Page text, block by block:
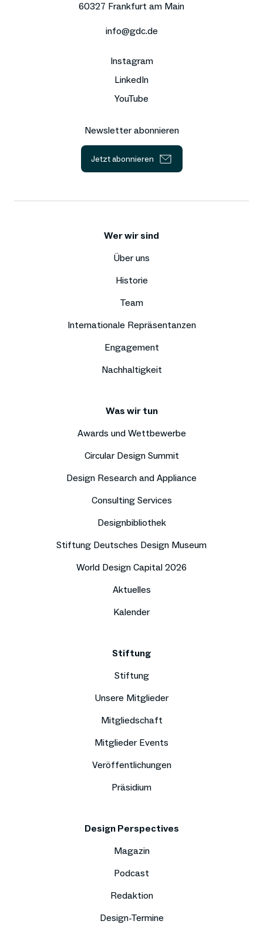
60327 Frankfurt am Main
info@gdc.de
Instagram
LinkedIn
YouTube
Newsletter abonnieren
Jetzt abonnieren
Wer wir sind
Über uns
Historie
Team
Internationale Repräsentanzen
Engagement
Nachhaltigkeit
Was wir tun
Awards und Wettbewerbe
Circular Design Summit
Design Research and Appliance
Consulting Services
Designbibliothek
Stiftung Deutsches Design Museum
World Design Capital 2026
Aktuelles
Kalender
Stiftung
Stiftung
Unsere Mitglieder
Mitgliedschaft
Mitglieder Events
Veröffentlichungen
Präsidium
Design Perspectives
Magazin
Podcast
Redaktion
Design-Termine